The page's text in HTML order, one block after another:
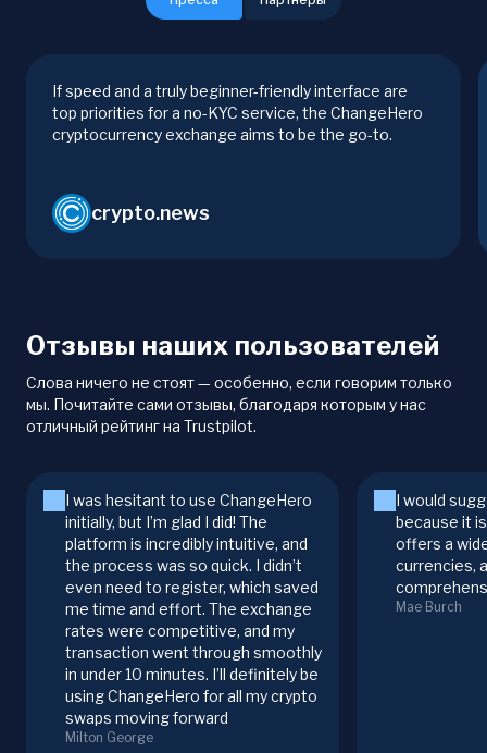
If speed and a truly beginner-friendly interface are
top priorities for a no-KYC service, the ChangeHero
cryptocurrency exchange aims to be the go-to.
crypto.news
Отзывы наших пользователей
Слова ничего не стоят — особенно, если говорим только
мы. Почитайте сами отзывы, благодаря которым у нас
отличный рейтинг на Trustpilot.
I was hesitant to use ChangeHero
initially, but I’m glad I did! The
platform is incredibly intuitive, and
the process was so quick. I didn’t
even need to register, which saved
me time and effort. The exchange
rates were competitive, and my
transaction went through smoothly
in under 10 minutes. I’ll definitely be
using ChangeHero for all my crypto
swaps moving forward
Milton George
I would
because it
offers a
currencies,
Mae Burch